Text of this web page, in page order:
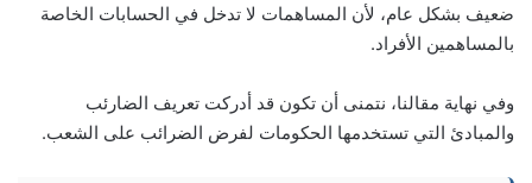
ضعيف بشكل عام، لأن المساهمات لا تدخل في الحسابات الخاصة
بالمساهمين الأفراد.
وفي نهاية مقالنا، نتمنى أن تكون قد أدركت تعريف الضارئب
والمبادئ التي تستخدمها الحكومات لفرض الضرائب على الشعب.